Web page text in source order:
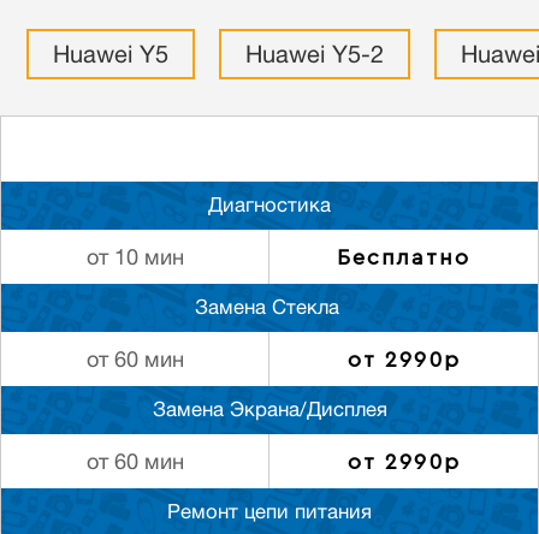
Huawei Y5 Huawei Y5-2
Диагностика
от 10 мин Бесплатно
Замена Стекла
от 60 мин от 2990р
Замена Экрана/Дисплея
от 60 мин от 2990р
Ремонт цепи питания